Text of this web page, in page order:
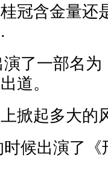
含金量还
一部名为
道。
起多大的
出演了《